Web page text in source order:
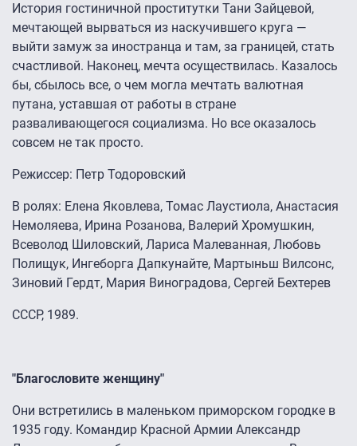
История гостиничной проститутки Тани Зайцевой,
мечтающей вырваться из наскучившего круга —
выйти замуж за иностранца и там, за границей, стать
счастливой. Наконец, мечта осуществилась. Казалось
бы, сбылось все, о чем могла мечтать валютная
путана, уставшая от работы в стране
разваливающегося социализма. Но все оказалось
совсем не так просто.
Режиссер: Петр Тодоровский
В ролях: Елена Яковлева, Томас Лаустиола, Анастасия
Немоляева, Ирина Розанова, Валерий Хромушкин,
Всеволод Шиловский, Лариса Малеванная, Любовь
Полищук, Ингеборга Дапкунайте, Мартыньш Вилсонс,
Зиновий Гердт, Мария Виноградова, Сергей Бехтерев
СССР, 1989.
"Благословите женщину"
Они встретились в маленьком приморском городке в
1935 году. Командир Красной Армии Александр